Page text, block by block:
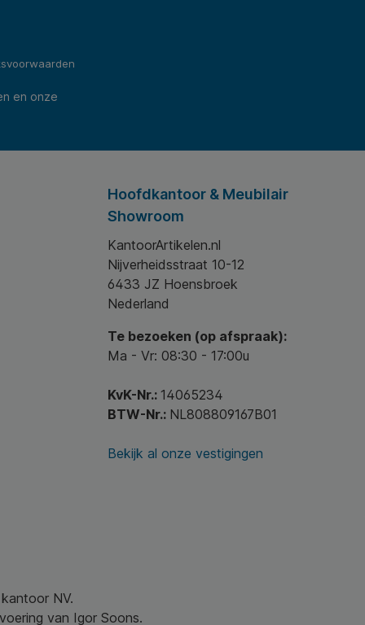
en onze
Hoofdkantoor & Meubilair
Showroom
KantoorArtikelen.nl
Nijverheidsstraat 10-12
6433 JZ Hoensbroek
Nederland
Te bezoeken (op afspraak):
Ma - Vr: 08:30 - 17:00u
KvK-Nr.: 14065234
BTW-Nr.: NL808809167B01
Bekijk al onze vestigingen
NV.
van Igor Soons.